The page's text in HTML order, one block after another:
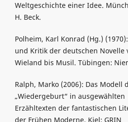
Weltgeschichte einer Idee.
H. Beck.
Polheim, Karl Konrad (Hg.)
und Kritik der deutschen Novelle
Wieland bis Musil. Tübingen:
Ralph, Marko (2006): Das Modell
„Wiedergeburt“ in ausgewählten
Erzähltexten der fantastischen
der Frühen Moderne. Kiel: GRIN